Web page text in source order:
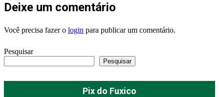
Deixe um comentário
Você precisa fazer o login para publicar um comentário.
Pesquisar
Pesquisar
Pix do Fuxico